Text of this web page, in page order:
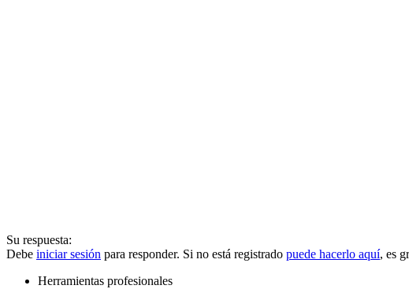
Su respuesta:
Debe iniciar sesión para responder. Si no está registrado puede hacerlo aquí, es
Herramientas profesionales